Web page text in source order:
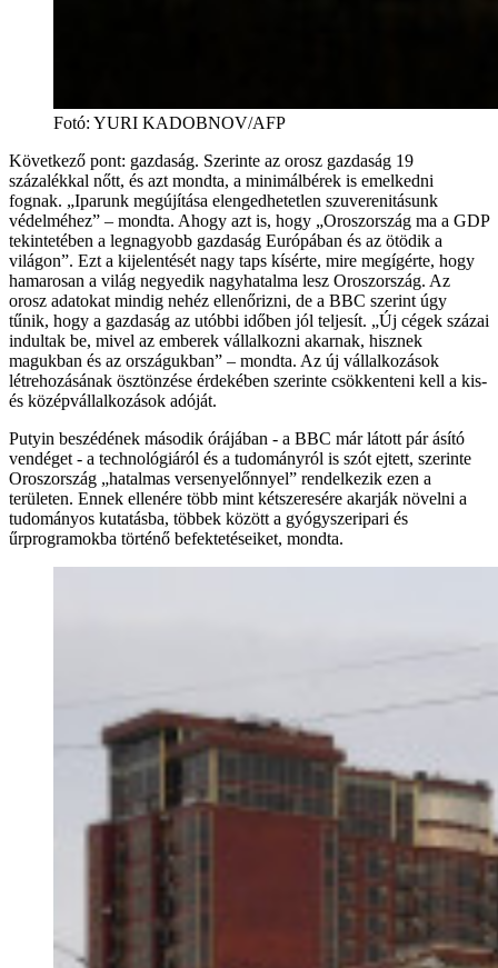
Fotó: YURI KADOBNOV/AFP
Következő pont: gazdaság. Szerinte az orosz gazdaság 19
százalékkal nőtt, és azt mondta, a minimálbérek is emelkedni
fognak. „Iparunk megújítása elengedhetetlen szuverenitásunk
védelméhez” – mondta. Ahogy azt is, hogy „Oroszország ma a GDP
tekintetében a legnagyobb gazdaság Európában és az ötödik a
világon”. Ezt a kijelentését nagy taps kísérte, mire megígérte, hogy
hamarosan a világ negyedik nagyhatalma lesz Oroszország. Az
orosz adatokat mindig nehéz ellenőrizni, de a BBC szerint úgy
tűnik, hogy a gazdaság az utóbbi időben jól teljesít. „Új cégek százai
indultak be, mivel az emberek vállalkozni akarnak, hisznek
magukban és az országukban” – mondta. Az új vállalkozások
létrehozásának ösztönzése érdekében szerinte csökkenteni kell a kis-
és középvállalkozások adóját.
Putyin beszédének második órájában - a BBC már látott pár ásító
vendéget - a technológiáról és a tudományról is szót ejtett, szerinte
Oroszország „hatalmas versenyelőnnyel” rendelkezik ezen a
területen. Ennek ellenére több mint kétszeresére akarják növelni a
tudományos kutatásba, többek között a gyógyszeripari és
űrprogramokba történő befektetéseiket, mondta.